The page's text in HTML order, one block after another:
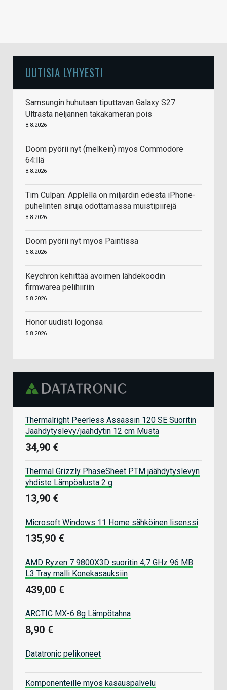
UUTISIA LYHYESTI
Samsungin huhutaan tiputtavan Galaxy S27
Ultrasta neljännen takakameran pois
8.8.2026
Doom pyörii nyt (melkein) myös Commodore
64:llä
8.8.2026
Tim Culpan: Applella on miljardin edestä iPhone-
puhelinten siruja odottamassa muistipiirejä
8.8.2026
Doom pyörii nyt myös Paintissa
6.8.2026
Keychron kehittää avoimen lähdekoodin
firmwarea pelihiiriin
5.8.2026
Honor uudisti logonsa
5.8.2026
Thermalright Peerless Assassin 120 SE Suoritin
Jäähdytyslevy/jäähdytin 12 cm Musta
34,90 €
Thermal Grizzly PhaseSheet PTM jäähdytyslevyn
yhdiste Lämpöalusta 2 g
13,90 €
Microsoft Windows 11 Home sähköinen lisenssi
135,90 €
AMD Ryzen 7 9800X3D suoritin 4,7 GHz 96 MB
L3 Tray malli Konekasauksiin
439,00 €
ARCTIC MX-6 8g Lämpötahna
8,90 €
Datatronic pelikoneet
Komponenteille myös kasauspalvelu